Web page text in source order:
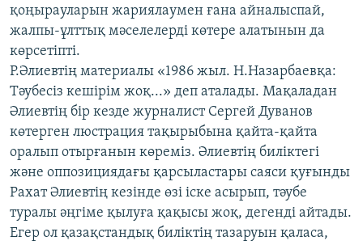
қоңырауларын жариялаумен ғана айналыспай,
жалпы-ұлттық мәселелерді көтере алатынын да
көрсетіпті.
Р.Әлиевтің материалы «1986 жыл. Н.Назарбаевқа:
Тәубесіз кешірім жоқ...» деп аталады. Мақаладан
Әлиевтің бір кезде журналист Сергей Дуванов
көтерген люстрация тақырыбына қайта-қайта
оралып отырғанын көреміз. Әлиевтің биліктегі
және оппозициядағы қарсыластары саяси қуғынды
Рахат Әлиевтің кезінде өзі іске асырып, тәубе
туралы әңгіме қылуға қақысы жоқ, дегенді айтады.
Егер ол қазақстандық биліктің тазаруын қаласа,